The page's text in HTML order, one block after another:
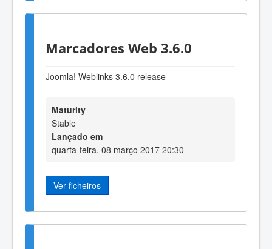
Marcadores Web 3.6.0
Joomla! Weblinks 3.6.0 release
Maturity
Stable
Lançado em
quarta-feira, 08 março 2017 20:30
Ver ficheiros